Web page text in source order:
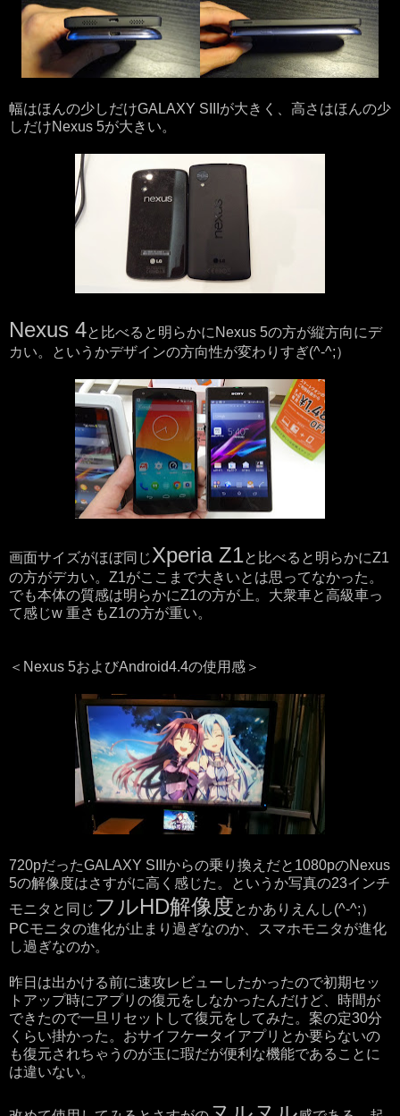
幅はほんの少しだけGALAXY SIIIが大きく、高さはほんの少
しだけNexus 5が大きい。
Nexus 4と比べると明らかにNexus 5の方が縦方向にデ
カい。というかデザインの方向性が変わりすぎ(^-^;）
画面サイズがほぼ同じXperia Z1と比べると明らかにZ1
の方がデカい。Z1がここまで大きいとは思ってなかった。
でも本体の質感は明らかにZ1の方が上。大衆車と高級車っ
て感じw 重さもZ1の方が重い。
＜Nexus 5およびAndroid4.4の使用感＞
720pだったGALAXY SIIIからの乗り換えだと1080pのNexus
5の解像度はさすがに高く感じた。というか写真の23インチ
モニタと同じ フルHD解像度とかありえんし(^-^;）
PCモニタの進化が止まり過ぎなのか、スマホモニタが進化
し過ぎなのか。
昨日は出かける前に速攻レビューしたかったので初期セッ
トアップ時にアプリの復元をしなかったんだけど、時間が
できたので一旦リセットして復元をしてみた。案の定30分
くらい掛かった。おサイフケータイアプリとか要らないの
も復元されちゃうのが玉に瑕だが便利な機能であることに
は違いない。